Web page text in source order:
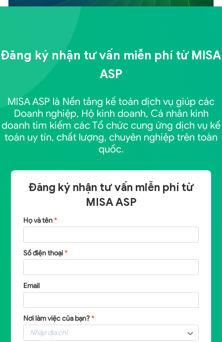
Đăng ký nhận tư vấn miễn phí từ MISA
ASP
MISA ASP là Nền tảng kế toán dịch vụ giúp các
Doanh nghiệp, Hộ kinh doanh, Cá nhân kinh
doanh tìm kiếm các Tổ chức cung ứng dịch vụ kế
toán uy tín, chất lượng, chuyên nghiệp trên toàn
quốc.
Đăng ký nhận tư vấn miễn phí từ
MISA ASP
Họ và tên*
Số điện thoại*
Email
Nơi làm việc của bạn?*